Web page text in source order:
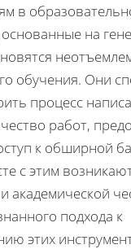
в
на
обучения. Они
процесс
работ,
к обширной
с этим
академической
подхода к
этих